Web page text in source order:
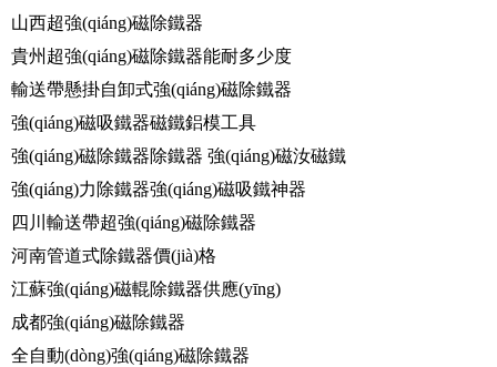
山西超強(qiáng)磁除鐵器
貴州超強(qiáng)磁除鐵器能耐多少度
輸送帶懸掛自卸式強(qiáng)磁除鐵器
強(qiáng)磁吸鐵器磁鐵鋁模工具
強(qiáng)磁除鐵器除鐵器 強(qiáng)磁汝磁鐵
強(qiáng)力除鐵器強(qiáng)磁吸鐵神器
四川輸送帶超強(qiáng)磁除鐵器
河南管道式除鐵器價(jià)格
江蘇強(qiáng)磁輥除鐵器供應(yīng)
成都強(qiáng)磁除鐵器
全自動(dòng)強(qiáng)磁除鐵器